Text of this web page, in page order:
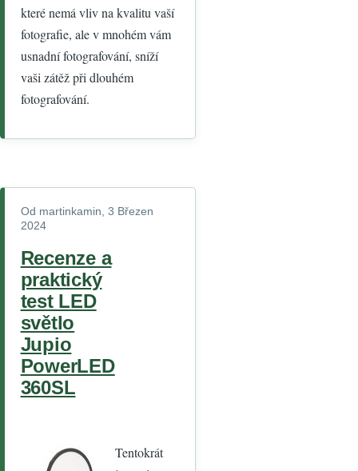
které nemá vliv na kvalitu vaší
fotografie, ale v mnohém vám
usnadní fotografování, sníží
vaši zátěž při dlouhém
fotografování.
Od martinkamin , 3 Březen
2024
Recenze a
praktický
test LED
světlo
Jupio
PowerLED
360SL
Tentokrát